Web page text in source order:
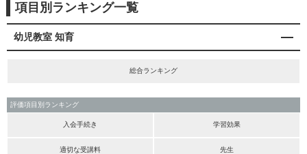
項目別ランキング一覧
幼児教室 知育
総合ランキング
評価項目別ランキング
入会手続き 学習効果
適切な受講料 先生